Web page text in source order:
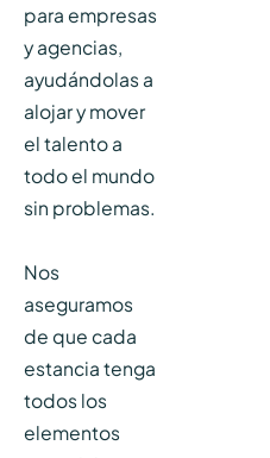
para empresas
y agencias,
ayudándolas a
alojar y mover
el talento a
todo el mundo
sin problemas.
Nos
aseguramos
de que cada
estancia tenga
todos los
elementos